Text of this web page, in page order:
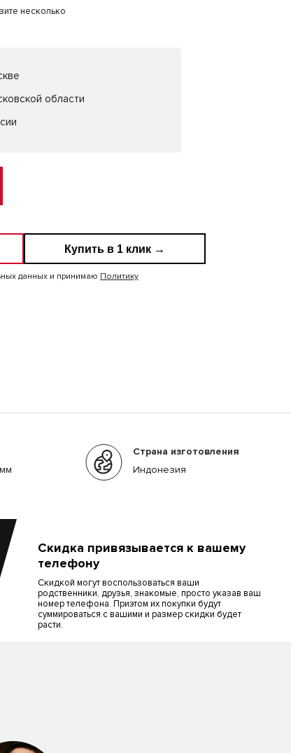
несколько
области
данных и принимаю Политику
Купить в 1 клик →
Страна изготовления
Индонезия
Скидка привязывается к вашему
телефону
Скидкой могут воспользоваться ваши
родственники, друзья, знакомые, просто указав ваш
номер телефона. Приэтом их покупки будут
суммироваться с вашими и размер скидки будет
расти.